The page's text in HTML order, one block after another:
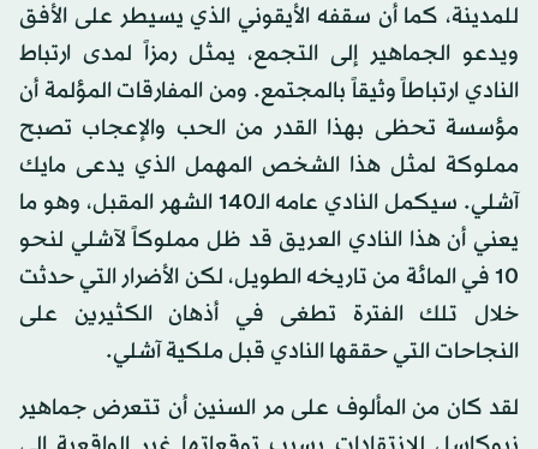
للمدينة، كما أن سقفه الأيقوني الذي يسيطر على الأفق
ويدعو الجماهير إلى التجمع، يمثل رمزاً لمدى ارتباط
النادي ارتباطاً وثيقاً بالمجتمع. ومن المفارقات المؤلمة أن
مؤسسة تحظى بهذا القدر من الحب والإعجاب تصبح
مملوكة لمثل هذا الشخص المهمل الذي يدعى مايك
آشلي. سيكمل النادي عامه الـ140 الشهر المقبل، وهو ما
يعني أن هذا النادي العريق قد ظل مملوكاً لآشلي لنحو
10 في المائة من تاريخه الطويل، لكن الأضرار التي حدثت
خلال تلك الفترة تطغى في أذهان الكثيرين على
النجاحات التي حققها النادي قبل ملكية آشلي.
لقد كان من المألوف على مر السنين أن تتعرض جماهير